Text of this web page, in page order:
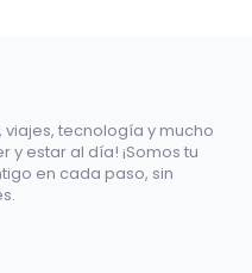
tecnología y mucho
y estar al día! ¡Somos tu
en cada paso, sin